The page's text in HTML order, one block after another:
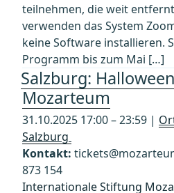
teilnehmen, die weit
verwenden das System
keine Software installieren.
Programm bis zum Mai […]
Salzburg:
Mozarteum
31.10.2025 17:00 – 23:59 |
Salzburg
Kontakt:
873 154
Internationale Stiftung